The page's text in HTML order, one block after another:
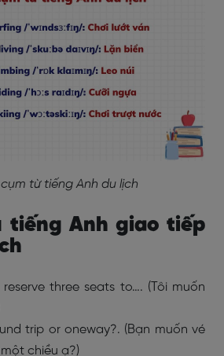
từ tiếng Anh du lịch
tiếng Anh giao tiếp
reserve three seats to…. (Tôi muốn
trip or oneway?. (Bạn muốn vé
chiều ạ?)